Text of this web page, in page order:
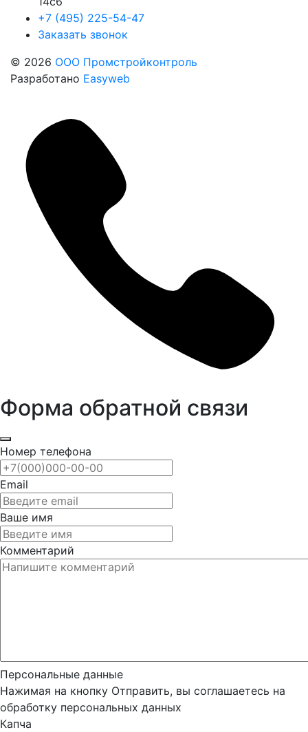
+7 (495) 225-54-47
Заказать звонок
© 2026 ООО Промстройконтроль
Разработано Easyweb
Форма обратной связи
Номер телефона
Email
Ваше имя
Комментарий
Персональные данные
Нажимая на кнопку Отправить, вы соглашаетесь на
обработку персональных данных
Капча